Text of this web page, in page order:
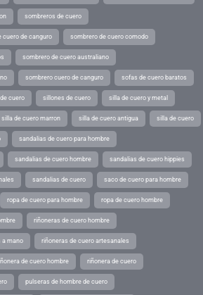
sombreros de cuero
cuero de canguro sombrero de cuero comodo
sombrero de cuero australiano
sombrero cuero de canguro sofas de cuero baratos
cuero sillones de cuero silla de cuero y metal
silla de cuero marron silla de cuero antigua silla de cuero
sandalias de cuero para hombre
sandalias de cuero hombre sandalias de cuero hippies
sandalias de cuero saco de cuero para hombre
ropa de cuero para hombre ropa de cuero hombre
riñoneras de cuero hombre
a mano riñoneras de cuero artesanales
de cuero hombre riñonera de cuero
pulseras de hombre de cuero